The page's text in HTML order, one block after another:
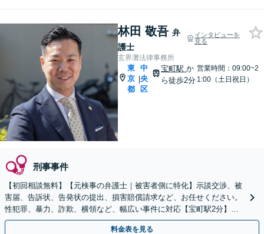
林田 敬吾 弁
護士
インタビューを
見る
玄界灘法律事務所
東
京
都
|
中
央
区
宝町駅か
ら徒歩2分
営業時間：09:00~2
1:00（土日祝日）
刑事事件
【初回相談無料】【元検事の弁護士｜被害者側に特化】示談交渉、被
害届、告訴状、告発状の提出、損害賠償請求など、お任せください。
性犯罪、暴力、詐欺、横領など、幅広い事件に対応【宝町駅2分】
【時間外相談OK】
料金表を見る